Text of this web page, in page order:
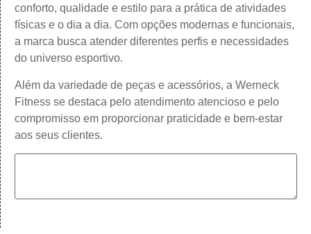
conforto, qualidade e estilo para a prática de atividades
físicas e o dia a dia. Com opções modernas e funcionais,
a marca busca atender diferentes perfis e necessidades
do universo esportivo.
Além da variedade de peças e acessórios, a Werneck
Fitness se destaca pelo atendimento atencioso e pelo
compromisso em proporcionar praticidade e bem-estar
aos seus clientes.